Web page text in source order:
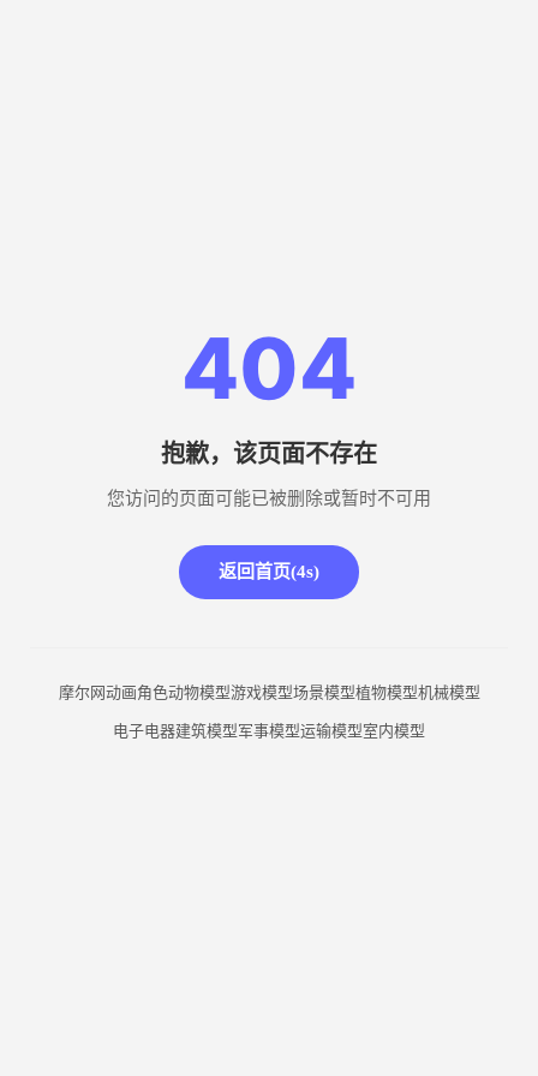
404
抱歉，该页面不存在
您访问的页面可能已被删除或暂时不可用
返回首页(4s)
摩尔网动画角色动物模型游戏模型场景模型植物模型机械模型
电子电器建筑模型军事模型运输模型室内模型